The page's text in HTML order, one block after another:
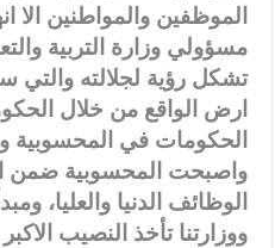
الموظفين والمواطنين الا
مسؤولي وزارة التربية
تشكل رؤية لجلالته والتي
ارض الواقع من خلال
الحكومات في المحسوبية
واصبحت المحسوبية ضمن
الوظائف الدنيا والعليا،
ووزارتنا تأخذ النصيب